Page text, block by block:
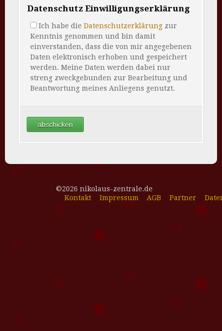
Datenschutz Einwilligungserklärung
Ich habe die Datenschutzerklärungzur
Kenntnis genommen und bin damit
einverstanden, dass die von mir angegebenen
Daten elektronisch erhoben und gespeichert
werden. Meine Daten werden dabei nur
streng zweckgebunden zur Bearbeitung und
Beantwortung meines Anliegens genutzt.
©2026 nikolaus-zentrale.de
Kontakt
Impressum AGB Partner